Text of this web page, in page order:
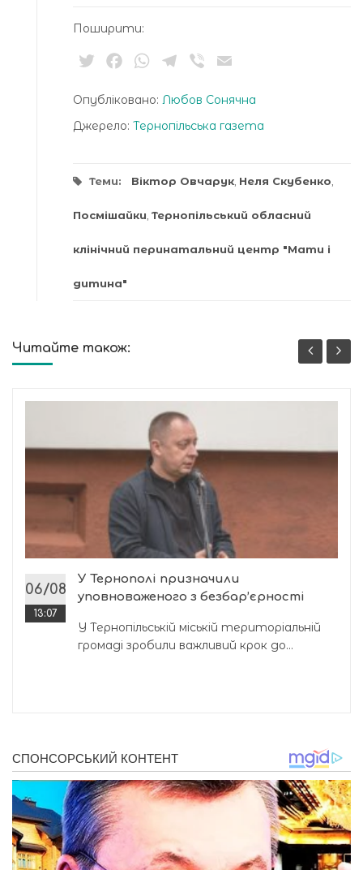
Поширити:
TwitterFacebookWhatsApp
Telegram
Viber
Опубліковано: Любов Сонячна
Джерело: Тернопільська газета
Теми: Віктор Овчарук Неля Скубенко
Посмішайки Тернопільський обласний
клінічний перинатальний центр "Мати і
дитина"
Читайте також:
06/08
13:07
У Тернополі призначили
уповноваженого з безбар’єрності
У Тернопільській міській територіальній
громаді зробили важливий крок до...